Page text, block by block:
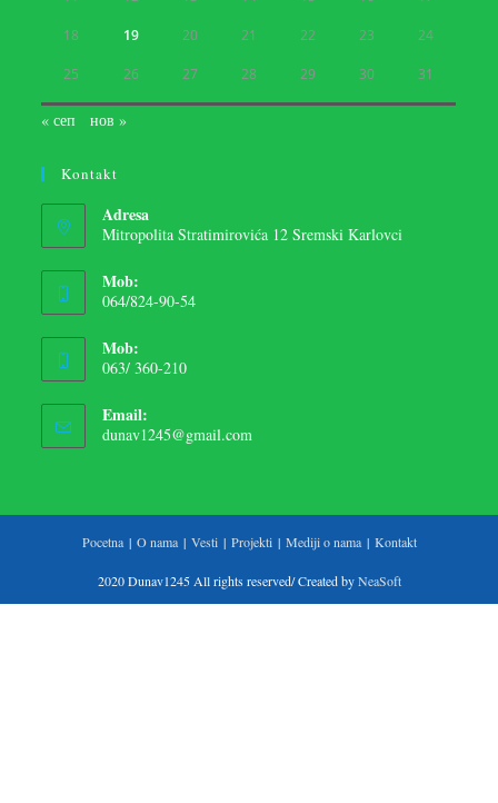
18 19 20 21 22 23 24
25 26 27 28 29 30 31
« сеп нов »
Kontakt
Adresa
Mitropolita Stratimirovića 12 Sremski Karlovci
Mob:
064/824-90-54
Mob:
063/ 360-210
Email:
dunav1245@gmail.com
Pocetna O nama Vesti Projekti Mediji o nama Kontakt
2020 Dunav1245 All rights reserved/ Created byNeaSoft